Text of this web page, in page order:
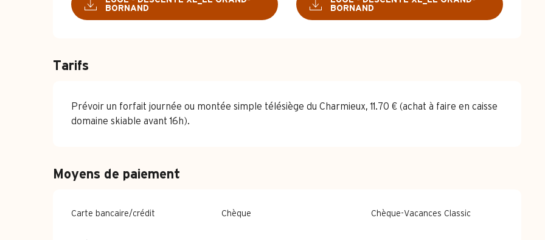
BORNAND
BORNAND
Tarifs
Prévoir un forfait journée ou montée simple télésiège du Charmieux, 11.70 € (achat à faire en caisse
domaine skiable avant 16h).
Moyens de paiement
Carte bancaire/crédit Chèque Chèque-Vacances Classic